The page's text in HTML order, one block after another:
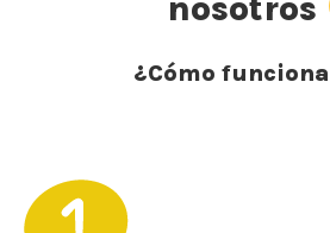
nosotros
¿Cómo